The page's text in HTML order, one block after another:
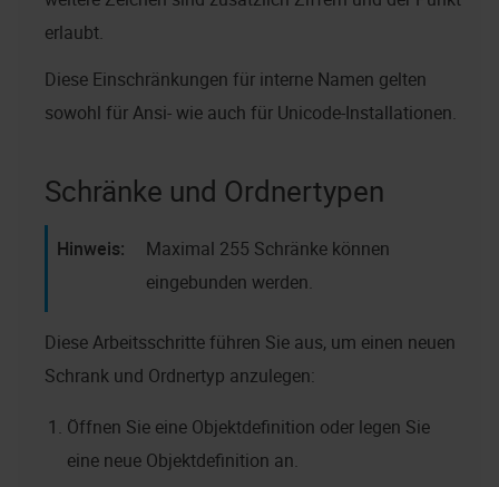
erlaubt.
Diese Einschränkungen für interne Namen gelten
sowohl für Ansi- wie auch für Unicode-Installationen.
Schränke und Ordnertypen
Maximal 255 Schränke können
eingebunden werden.
Diese Arbeitsschritte führen Sie aus, um einen neuen
Schrank und Ordnertyp anzulegen:
Öffnen Sie eine Objektdefinition oder legen Sie
eine neue Objektdefinition an.